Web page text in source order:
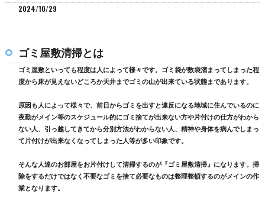
2024/10/29
ゴミ屋敷清掃とは
ゴミ屋敷といっても程度は人によって様々です。ゴミ袋が数袋溜まってしまった程
度から床が見えないどころか天井までゴミの山が出来ている状態まであります。
原因も人によって様々で、前日からゴミを出すと違反になる地域に住んでいるのに
夜勤がメイン等のスケジュール的にゴミ捨てが出来ない方や片付けの仕方がわから
ない人、引っ越してきてから分別方法がわからない人、精神や身体を病んでしまっ
て片付けが出来なくなってしまった人等が多い印象です。
そんな人達のお部屋をお片付けして清掃するのが『ゴミ屋敷清掃』になります。掃
除をするだけではなく不要なゴミを捨て必要なものは整理整頓するのがメインの作
業となります。